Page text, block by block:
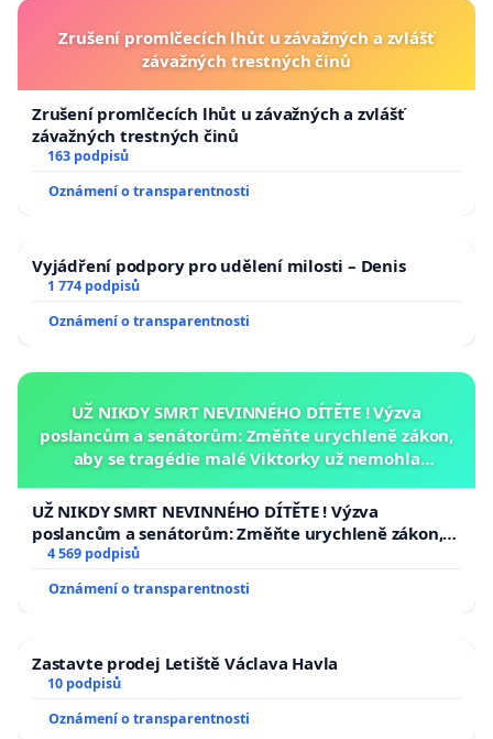
Zrušení promlčecích lhůt u závažných a zvlášť
závažných trestných činů
Zrušení promlčecích lhůt u závažných a zvlášť
závažných trestných činů
163 podpisů
Oznámení o transparentnosti
Vyjádření podpory pro udělení milosti – Denis
1 774 podpisů
Oznámení o transparentnosti
UŽ NIKDY SMRT NEVINNÉHO DÍTĚTE ! Výzva
poslancům a senátorům: Změňte urychleně zákon,
aby se tragédie malé Viktorky už nemohla
UŽ NIKDY SMRT NEVINNÉHO DÍTĚTE ! Výzva
poslancům a senátorům: Změňte urychleně zákon,
aby se tragédie malé Viktorky už nemohla opakovat!
4 569 podpisů
Oznámení o transparentnosti
Zastavte prodej Letiště Václava Havla
10 podpisů
Oznámení o transparentnosti